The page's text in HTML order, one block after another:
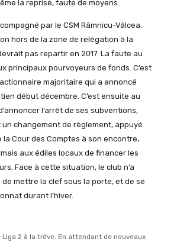
la reprise, faute de moyens.
par le CSM Râmnicu-Vâlcea.
hors de la zone de relégation à la
pas repartir en 2017. La faute au
principaux pourvoyeurs de fonds. C’est
majoritaire qui a annoncé
début décembre. C’est ensuite au
l’arrêt de ses subventions,
changement de règlement, appuyé
Cour des Comptes à son encontre,
aux édiles locaux de financer les
Face à cette situation, le club n’a
de mettre la clef sous la porte, et de se
durant l’hiver.
Liga 2 à la trêve. En attendant de nouveaux